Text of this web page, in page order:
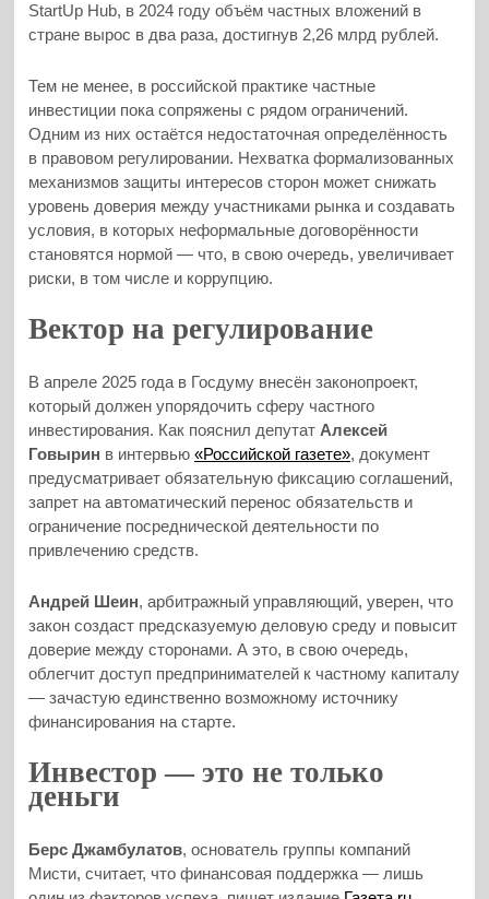
StartUp Hub, в 2024 году объём частных вложений в
стране вырос в два раза, достигнув 2,26 млрд рублей.
Тем не менее, в российской практике частные
инвестиции пока сопряжены с рядом ограничений.
Одним из них остаётся недостаточная определённость
в правовом регулировании. Нехватка формализованных
механизмов защиты интересов сторон может снижать
уровень доверия между участниками рынка и создавать
условия, в которых неформальные договорённости
становятся нормой — что, в свою очередь, увеличивает
риски, в том числе и коррупцию.
Вектор на регулирование
В апреле 2025 года в Госдуму внесён законопроект,
который должен упорядочить сферу частного
инвестирования. Как пояснил депутат Алексей
Говырин в интервью«Российской газете», документ
предусматривает обязательную фиксацию соглашений,
запрет на автоматический перенос обязательств и
ограничение посреднической деятельности по
привлечению средств.
Андрей Шеин, арбитражный управляющий, уверен, что
закон создаст предсказуемую деловую среду и повысит
доверие между сторонами. А это, в свою очередь,
облегчит доступ предпринимателей к частному капиталу
— зачастую единственно возможному источнику
финансирования на старте.
Инвестор — это не только
деньги
Берс Джамбулатов, основатель группы компаний
Мисти, считает, что финансовая поддержка — лишь